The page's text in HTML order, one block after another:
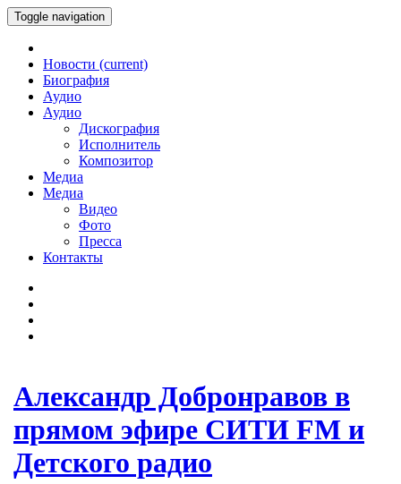
Toggle navigation
Новости (current)
Биография
Аудио
Аудио
Дискография
Исполнитель
Композитор
Медиа
Медиа
Видео
Фото
Пресса
Контакты
Александр Добронравов в
прямом эфире СИТИ FM и
Детского радио